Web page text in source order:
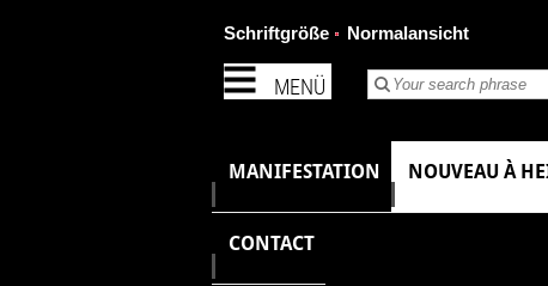
MENÜ
Schriftgröße Normalansicht
MANIFESTATION NOUVEAU À
CONTACT